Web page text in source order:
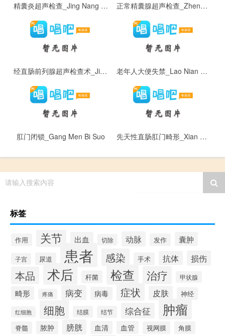
精囊炎超声检查_Jing Nang Yan Chao Sheng Jian Cha 正常精囊腺超声检查_Zheng Chang Jing Nang Xian Chao Sheng Jian Cha
经直肠前列腺超声检查术_Jing Zhi Chang Qian Lie Xian Chao Sheng Jian Cha Shu 老年人大便失禁_Lao Nian Ren Da Bian Shi Jin
肛门闭锁_Gang Men Bi Suo 先天性直肠肛门畸形_Xian Tian Xing Zhi Chang Gang Men Ji Xing
请输入搜索内容
标签
作用 关节 出血 切除 动脉 发作 囊肿
子宫 尿道 患者 感染 手术 抗体 损伤
本品 术后 杆菌 检查 治疗 甲状腺
畸形 疼痛 病变 病毒 症状 皮肤 神经
红细胞 细胞 结膜 结节 综合征 肿瘤
脊髓 脓肿 膀胱 血清 血管 视网膜 角膜